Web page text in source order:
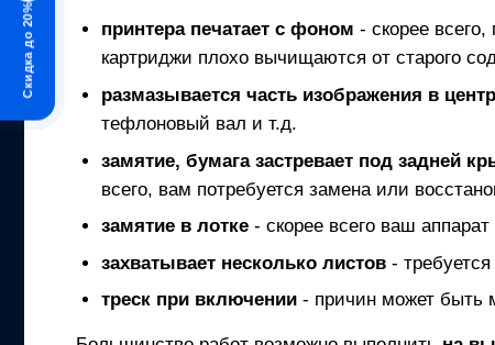
Скидка до 20% принтерапечатает с фоном - скорее
картриджи плохо вычищаются от старого
размазывается часть изображения в
тефлоновый вал и т.д.
замятие, бумага застревает под задней
всего, вам потребуется замена или
замятие в лотке- скорее всего ваш аппарат
захватывает несколько листов-
треск при включении- причин может быть